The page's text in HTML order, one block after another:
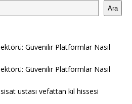
Ara
Güvenilir Platformlar Nasıl
Güvenilir Platformlar Nasıl
ustası vefattan kıl hissesi